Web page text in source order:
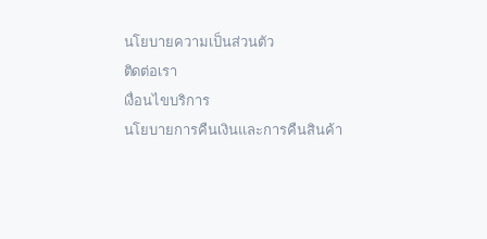
นโยบายความเป็นส่วนตัว
ติดต่อเรา
เงื่อนไขบริการ
นโยบายการคืนเงินและการคืนสินค้า